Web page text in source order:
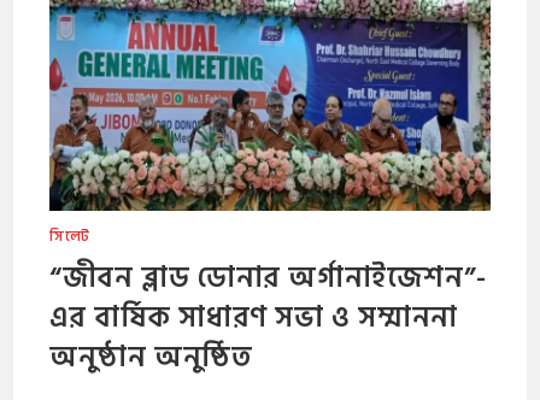
সিলেট
“জীবন ব্লাড ডোনার অর্গানাইজেশন”-
এর বার্ষিক সাধারণ সভা ও সম্মাননা
অনুষ্ঠান অনুষ্ঠিত